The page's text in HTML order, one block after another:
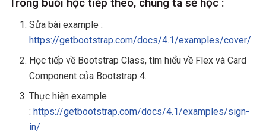
Sửa bài example :
https://getbootstrap.com/docs/4.1/examples/cover/
Học tiếp về Bootstrap Class, tìm hiểu về Flex và Card
Component của Bootstrap 4.
Thực hiện example
:https://getbootstrap.com/docs/4.1/examples/sign-
in/